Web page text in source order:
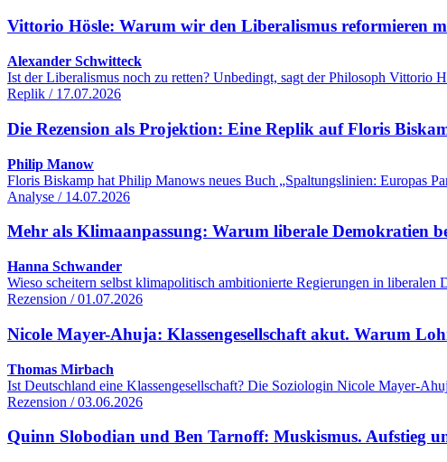
Vittorio Hösle: Warum wir den Liberalismus reformieren
Alexander Schwitteck
Ist der Liberalismus noch zu retten? Unbedingt, sagt der Philosoph Vittorio
Replik / 17.07.2026
Die Rezension als Projektion: Eine Replik auf Floris
Philip Manow
Floris Biskamp hat Philip Manows neues Buch „Spaltungslinien: Europas
Analyse / 14.07.2026
Mehr als Klimaanpassung: Warum liberale Demokratien
Hanna Schwander
Wieso scheitern selbst klimapolitisch ambitionierte Regierungen in
Rezension / 01.07.2026
Nicole Mayer-Ahuja: Klassengesellschaft akut. Warum
Thomas Mirbach
Ist Deutschland eine Klassengesellschaft? Die Soziologin Nicole Mayer-
Rezension / 03.06.2026
Quinn Slobodian und Ben Tarnoff: Muskismus. Aufstieg